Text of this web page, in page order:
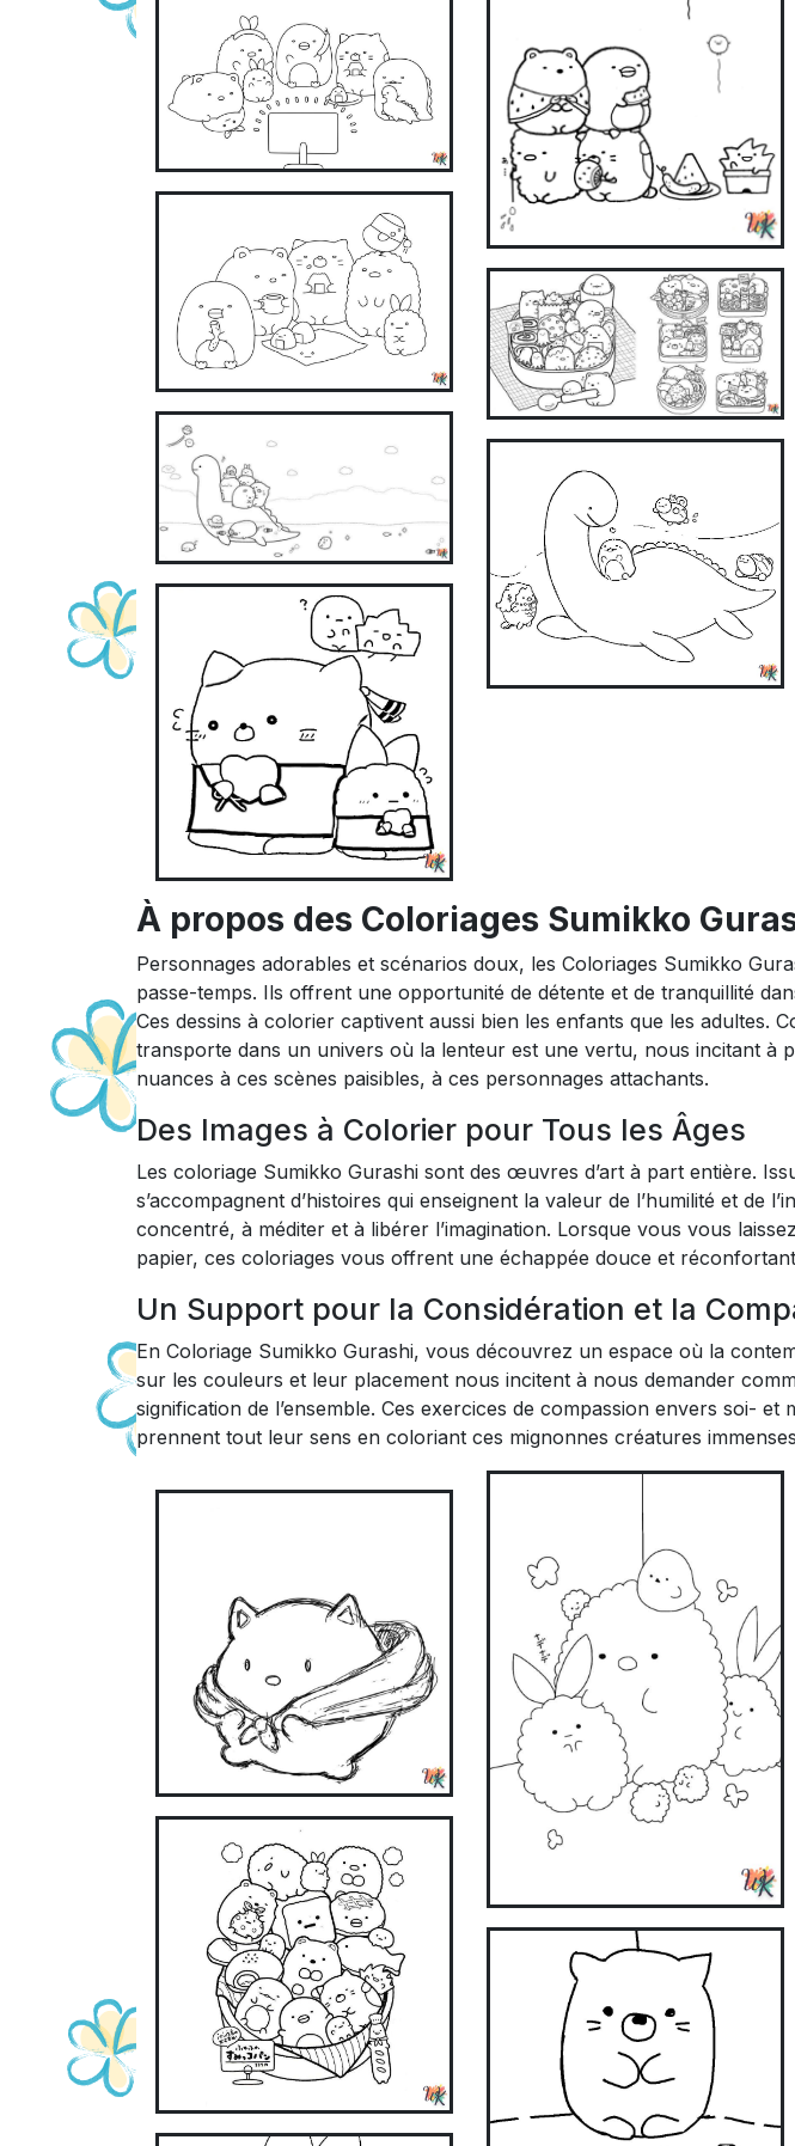
À propos des Coloriages Sumikko
Personnages adorables et scénarios doux, les Coloriages Sumikko
passe-temps. Ils offrent une opportunité de détente et de tranquillité
Ces dessins à colorier captivent aussi bien les enfants que les adultes.
transporte dans un univers où la lenteur est une vertu, nous incitant à
nuances à ces scènes paisibles, à ces personnages attachants.
Des Images à Colorier pour Tous les Âges
Les coloriage Sumikko Gurashi sont des œuvres d’art à part entière.
s’accompagnent d’histoires qui enseignent la valeur de l’humilité et de
concentré, à méditer et à libérer l’imagination. Lorsque vous vous
papier, ces coloriages vous offrent une échappée douce et
Un Support pour la Considération et la
En Coloriage Sumikko Gurashi, vous découvrez un espace où la
sur les couleurs et leur placement nous incitent à nous demander
signification de l’ensemble. Ces exercices de compassion envers soi- et
prennent tout leur sens en coloriant ces mignonnes créatures